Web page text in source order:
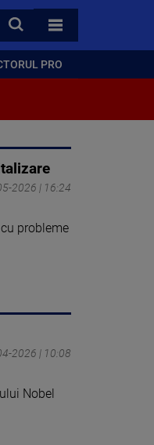
CAUTA
TOATE CATEGORIILE
PRO
2026 | 16:24
probleme
2026 | 10:08
Nobel